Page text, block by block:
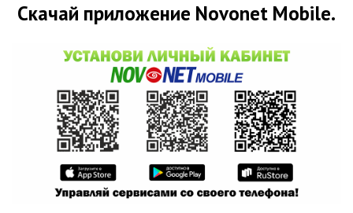
Скачай приложение Novonet Mobile.